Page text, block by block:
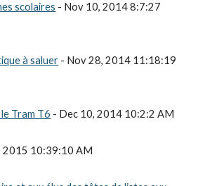
scolaires - Nov 10, 2014 8:7:27
à saluer - Nov 28, 2014 11:18:19
Tram T6 - Dec 10, 2014 10:2:2 AM
2015 10:39:10 AM